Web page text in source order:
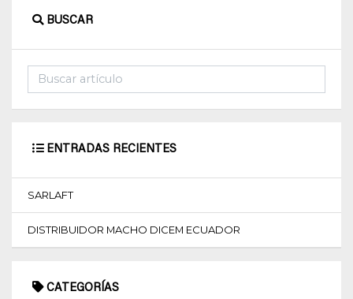
Y
TELAS
FERRETERIA
OTRAS
OTRAS
OPCIONES
Blog
BUSCAR
ENTRADAS RECIENTES
SARLAFT
DISTRIBUIDOR MACHO DICEM ECUADOR
CATEGORÍAS